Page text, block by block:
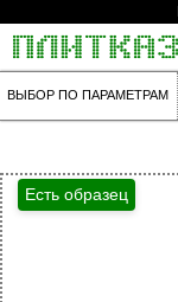
ВЫБОР ПО ПАРАМЕТРАМ
Есть образец